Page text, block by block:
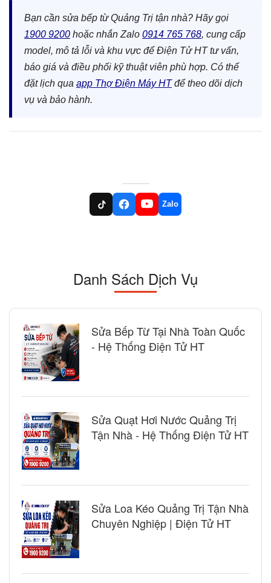
Bạn cần sửa bếp từ Quảng Trị tận nhà? Hãy gọi
1900 9200 hoặc nhắn Zalo 0914 765 768, cung cấp
model, mô tả lỗi và khu vực để Điện Tử HT tư vấn,
báo giá và điều phối kỹ thuật viên phù hợp. Có thể
đặt lịch qua app Thợ Điện Máy HTđể theo dõi dịch
vụ và bảo hành.
Zalo
Danh Sách Dịch Vụ
Sửa Bếp Từ Tại Nhà Toàn Quốc
- Hệ Thống Điện Tử HT
Sửa Quạt Hơi Nước Quảng Trị
Tận Nhà - Hệ Thống Điện Tử HT
Sửa Loa Kéo Quảng Trị Tận Nhà
Chuyên Nghiệp | Điện Tử HT